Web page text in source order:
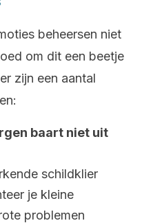
beheersen niet
om dit een beetje
zijn een aantal
baart niet uit
schildklier
je kleine
problemen